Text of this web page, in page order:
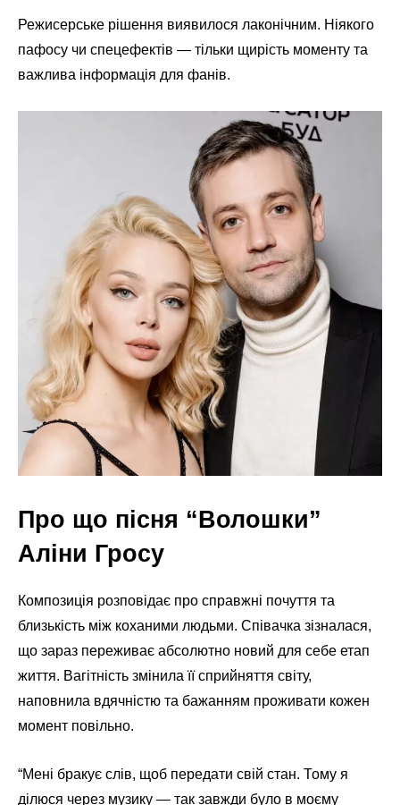
Режисерське рішення виявилося лаконічним. Ніякого
пафосу чи спецефектів — тільки щирість моменту та
важлива інформація для фанів.
Про що пісня “Волошки”
Аліни Гросу
Композиція розповідає про справжні почуття та
близькість між коханими людьми. Співачка зізналася,
що зараз переживає абсолютно новий для себе етап
життя. Вагітність змінила її сприйняття світу,
наповнила вдячністю та бажанням проживати кожен
момент повільно.
“Мені бракує слів, щоб передати свій стан. Тому я
ділюся через музику — так завжди було в моєму